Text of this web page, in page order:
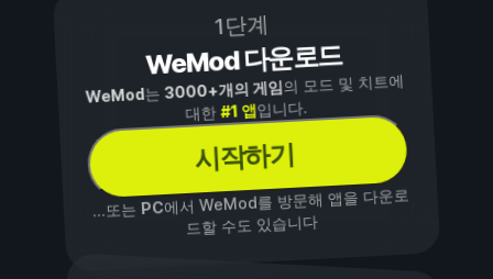
1단계
WeMod 다운로드
WeMod는3000+개의 게임의 모드 및 치트에
대한#1 앱입니다.
시작하기
...또는PC에서 WeMod를 방문해 앱을 다운로
드할 수도 있습니다